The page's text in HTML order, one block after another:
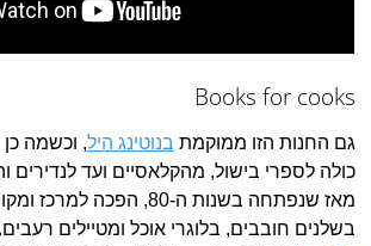
Books for cooks
גם החנות הזו ממוקמת בנוטינג היל, וכשמה
כולה לספרי בישול, מהקלאסיים ועד לנדירים
מאז שנפתחה בשנות ה-80,
בשלנים חובבים, בלוגרי אוכל ומטיילים